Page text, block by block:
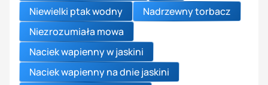
Niewielki ptak wodny
Nadrzewny torbacz
Niezrozumiała mowa
Naciek wapienny w jaskini
Naciek wapienny na dnie jaskini